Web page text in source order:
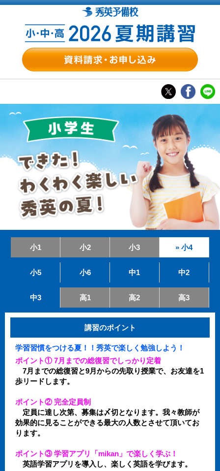
小1 小2 小3 » 小4
小5 小6 中1 中2
中3 高1 高2 高3
講習のポイント
学習習慣をつける夏！！秀英で楽しく勉強しよう！
ポイント① 7月までの総復習でしっかり定着
7月までの総復習と9月からの先取り授業で、お友達を1
歩リードします。
ポイント② 完全定員制
定員に達し次第、募集は〆切となります。我々教師が
効果的に見ることができる最大の人数とさせて頂いてお
ります。
ポイント③ 学習アプリ「mikan」で楽しく学ぶ！
英語学習アプリを導入し、楽しく英語を学びます。